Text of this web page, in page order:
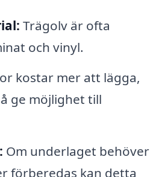
Trägolv är ofta
och vinyl.
kostar mer att lägga,
ge möjlighet till
Om underlaget behöver
förberedas kan detta